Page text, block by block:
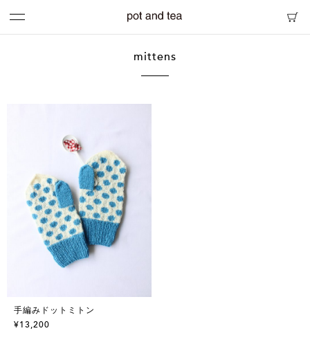
mittens
手編みドットミトン
¥13,200